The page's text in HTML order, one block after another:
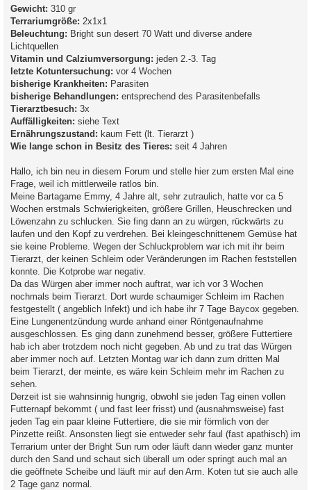
Gewicht: 310 gr
Terrariumgröße: 2x1x1
Beleuchtung: Bright sun desert 70 Watt und diverse andere
Lichtquellen
Vitamin und Calziumversorgung: jeden 2.-3. Tag
letzte Kotuntersuchung: vor 4 Wochen
bisherige Krankheiten: Parasiten
bisherige Behandlungen: entsprechend des Parasitenbefalls
Tierarztbesuch: 3x
Auffälligkeiten: siehe Text
Ernährungszustand: kaum Fett (lt. Tierarzt )
Wie lange schon in Besitz des Tieres: seit 4 Jahren
Hallo, ich bin neu in diesem Forum und stelle hier zum ersten Mal eine
Frage, weil ich mittlerweile ratlos bin.
Meine Bartagame Emmy, 4 Jahre alt, sehr zutraulich, hatte vor ca 5
Wochen erstmals Schwierigkeiten, größere Grillen, Heuschrecken und
Löwenzahn zu schlucken. Sie fing dann an zu würgen, rückwärts zu
laufen und den Kopf zu verdrehen. Bei kleingeschnittenem Gemüse hat
sie keine Probleme. Wegen der Schluckproblem war ich mit ihr beim
Tierarzt, der keinen Schleim oder Veränderungen im Rachen feststellen
konnte. Die Kotprobe war negativ.
Da das Würgen aber immer noch auftrat, war ich vor 3 Wochen
nochmals beim Tierarzt. Dort wurde schaumiger Schleim im Rachen
festgestellt ( angeblich Infekt) und ich habe ihr 7 Tage Baycox gegeben.
Eine Lungenentzündung wurde anhand einer Röntgenaufnahme
ausgeschlossen. Es ging dann zunehmend besser, größere Futtertiere
hab ich aber trotzdem noch nicht gegeben. Ab und zu trat das Würgen
aber immer noch auf. Letzten Montag war ich dann zum dritten Mal
beim Tierarzt, der meinte, es wäre kein Schleim mehr im Rachen zu
sehen.
Derzeit ist sie wahnsinnig hungrig, obwohl sie jeden Tag einen vollen
Futternapf bekommt ( und fast leer frisst) und (ausnahmsweise) fast
jeden Tag ein paar kleine Futtertiere, die sie mir förmlich von der
Pinzette reißt. Ansonsten liegt sie entweder sehr faul (fast apathisch) im
Terrarium unter der Bright Sun rum oder läuft dann wieder ganz munter
durch den Sand und schaut sich überall um oder springt auch mal an
die geöffnete Scheibe und läuft mir auf den Arm. Koten tut sie auch alle
2 Tage ganz normal.